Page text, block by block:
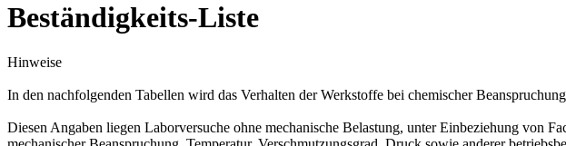
Beständigkeits-Liste
Hinweise
In den nachfolgenden Tabellen wird das Verhalten der Werkstoffe bei chemischer
Diesen Angaben liegen Laborversuche ohne mechanische Belastung, unter Einbeziehung von